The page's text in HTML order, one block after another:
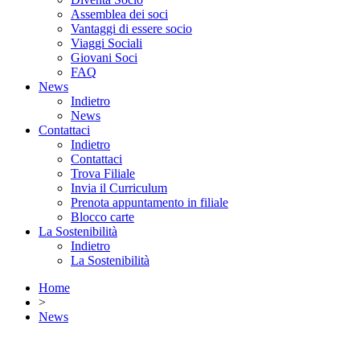
Assemblea dei soci
Vantaggi di essere socio
Viaggi Sociali
Giovani Soci
FAQ
News
Indietro
News
Contattaci
Indietro
Contattaci
Trova Filiale
Invia il Curriculum
Prenota appuntamento in filiale
Blocco carte
La Sostenibilità
Indietro
La Sostenibilità
Home
>
News